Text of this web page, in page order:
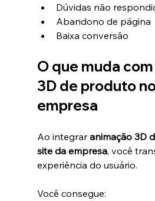
Dúvidas não
Abandono de página
Baixa conversão
O que muda
3D de produto
empresa
Ao integrar animação 3D
site da empresa, você
experiência do usuário.
Você consegue: